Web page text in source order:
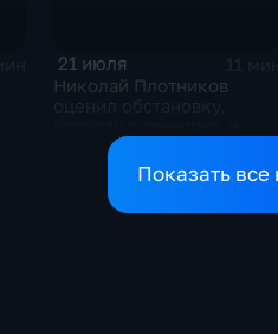
21 июля
Николай Плотников
отношениях между США
Показать все